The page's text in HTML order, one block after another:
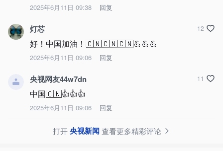
2025年6月11日 09:38 回复
灯芯
好！中国加油！🇨🇳🇨🇳🇨🇳💪💪💪
2025年6月11日 09:06 回复
12
央视网友44w7dn
中国🇨🇳👍👍👍
2025年6月11日 09:06 回复
11
打开央视新闻查看更多精彩评论